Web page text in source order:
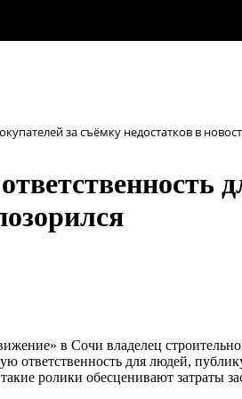
за съёмку недостатков в
в Сочи владелец
ответственность для людей,
ролики обесценивают затраты